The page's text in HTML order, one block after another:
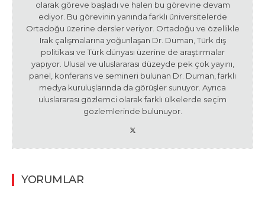
olarak göreve başladı ve halen bu görevine devam
ediyor. Bu görevinin yanında farklı üniversitelerde
Ortadoğu üzerine dersler veriyor. Ortadoğu ve özellikle
Irak çalışmalarına yoğunlaşan Dr. Duman, Türk dış
politikası ve Türk dünyası üzerine de araştırmalar
yapıyor. Ulusal ve uluslararası düzeyde pek çok yayını,
panel, konferans ve semineri bulunan Dr. Duman, farklı
medya kuruluşlarında da görüşler sunuyor. Ayrıca
uluslararası gözlemci olarak farklı ülkelerde seçim
gözlemlerinde bulunuyor.
YORUMLAR